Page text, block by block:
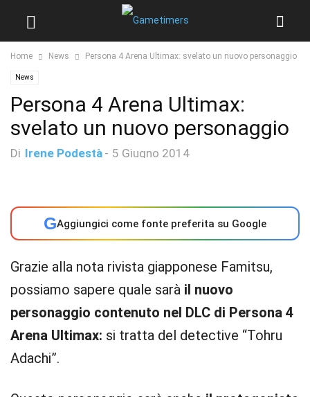
Home News Persona 4 Arena Ultimax: svelato un nuovo personaggio
News
Persona 4 Arena Ultimax:
svelato un nuovo personaggio
Di Irene Podestà - 5 Giugno 2014
GAggiungici come fonte preferita su Google
Grazie alla nota rivista giapponese Famitsu,
possiamo sapere quale sarà il nuovo
personaggio contenuto nel DLC di Persona 4
Arena Ultimax: si tratta del detective “Tohru
Adachi”.